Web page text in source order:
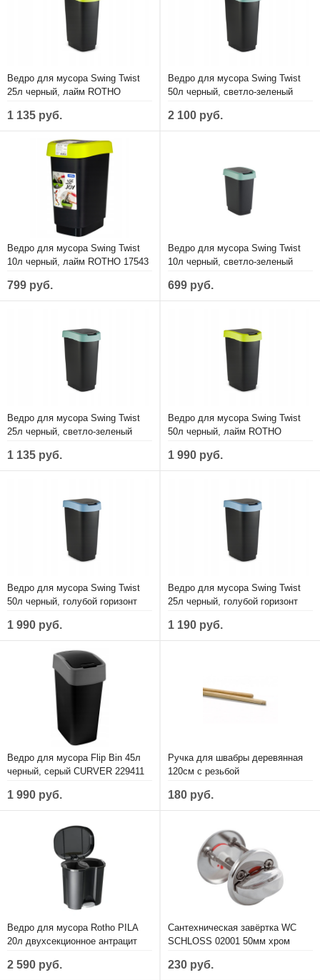
Ведро для мусора Swing Twist
25л черный, лайм ROTHO
1 135 руб.
Ведро для мусора Swing Twist
50л черный, светло-зеленый
2 100 руб.
Ведро для мусора Swing Twist
10л черный, лайм ROTHO 17543
799 руб.
Ведро для мусора Swing Twist
10л черный, светло-зеленый
699 руб.
Ведро для мусора Swing Twist
25л черный, светло-зеленый
1 135 руб.
Ведро для мусора Swing Twist
50л черный, лайм ROTHO
1 990 руб.
Ведро для мусора Swing Twist
50л черный, голубой горизонт
1 990 руб.
Ведро для мусора Swing Twist
25л черный, голубой горизонт
1 190 руб.
Ведро для мусора Flip Bin 45л
черный, серый CURVER 229411
1 990 руб.
Ручка для швабры деревянная
120см с резьбой
180 руб.
Ведро для мусора Rotho PILA
20л двухсекционное антрацит
2 590 руб.
Сантехническая завёртка WC
SCHLOSS 02001 50мм хром
230 руб.